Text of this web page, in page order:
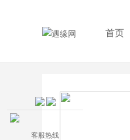
首页
客服热线